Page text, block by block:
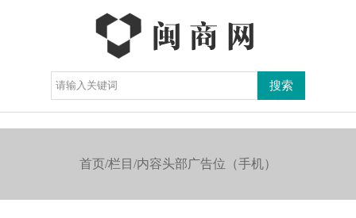
首页/栏目/内容头部广告位（手机）